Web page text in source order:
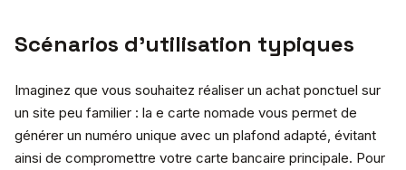
Scénarios d’utilisation typiques
Imaginez que vous souhaitez réaliser un achat ponctuel sur
un site peu familier : la e carte nomade vous permet de
générer un numéro unique avec un plafond adapté, évitant
ainsi de compromettre votre carte bancaire principale. Pour